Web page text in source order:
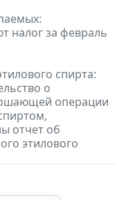
налог за февраль
спирта:
о
операции
отчет об
этилового